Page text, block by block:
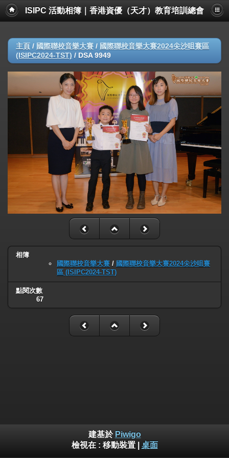
ISIPC 活動相簿｜香港資優（天才）教育培訓總會
主頁 / 國際聯校音樂大賽 / 國際聯校音樂大賽2024尖沙咀賽區
(ISIPC2024-TST) / DSA 9949
相簿
國際聯校音樂大賽 / 國際聯校音樂大賽2024尖沙咀賽
區 (ISIPC2024-TST)
點閱次數
67
建基於 Piwigo
檢視在 : 移動裝置| 桌面